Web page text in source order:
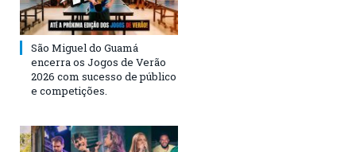
São Miguel do Guamá
encerra os Jogos de Verão
2026 com sucesso de público
e competições.